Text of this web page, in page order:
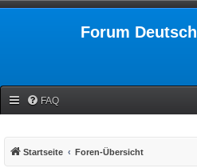
Forum
FAQ
Startseite Foren-Übersicht